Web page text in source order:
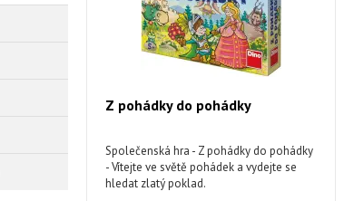
Z pohádky do pohádky
Společenská hra - Z pohádky do pohádky
- Vítejte ve světě pohádek a vydejte se
hledat zlatý poklad.